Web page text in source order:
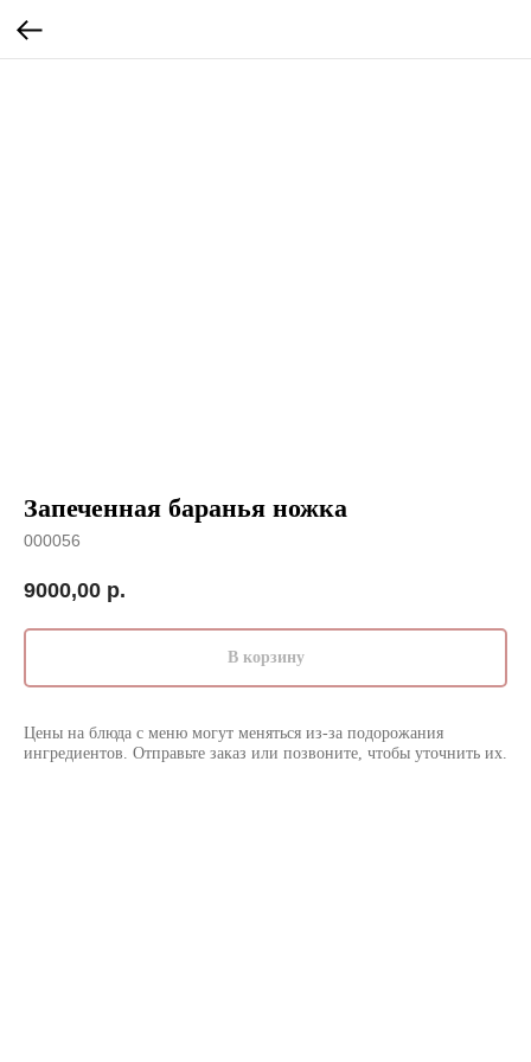
Запеченная баранья ножка
000056
9000,00 р.
В корзину
Цены на блюда с меню могут меняться из-за подорожания
ингредиентов. Отправьте заказ или позвоните, чтобы уточнить их.